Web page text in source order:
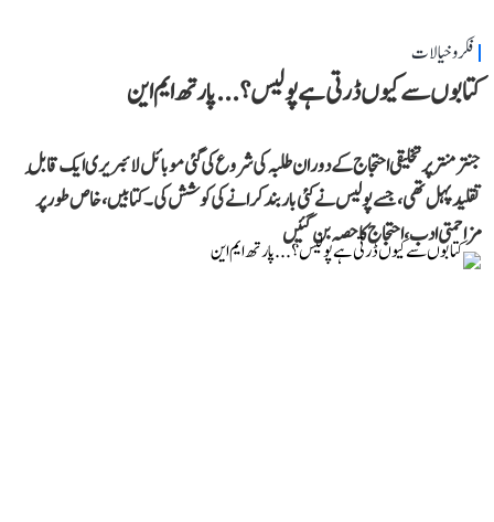
فکر و خیالات
کتابوں سے کیوں ڈرتی ہے پولیس؟...پارتھ ایم این
جنتر منتر پر تخلیقی احتجاج کے دوران طلبہ کی شروع کی گئی موبائل لائبریری ایک قابلِ
تقلید پہل تھی، جسے پولیس نے کئی بار بند کرانے کی کوشش کی۔ کتابیں، خاص طور پر
مزاحمتی ادب، احتجاج کا حصہ بن گئیں